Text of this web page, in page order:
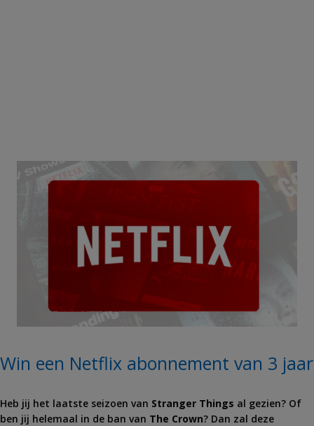
Win een Netflix abonnement van 3 jaar
Heb jij het laatste seizoen van Stranger Things al gezien? Of
ben jij helemaal in de ban van The Crown? Dan zal deze